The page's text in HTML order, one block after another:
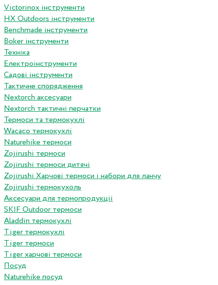
Victorinox інструменти
HX Outdoors інструменти
Benchmade інструменти
Boker інструменти
Техніка
Електроінструменти
Садові інструменти
Тактичне спорядження
Nextorch аксесуари
Nextorch тактичні перчатки
Термоси та термокухлі
Wacaco термокухлі
Naturehike термоси
Zojirushi термоси
Zojirushi термоси дитячі
Zojirushi Харчові термоси і набори для ланчу
Zojirushi термокухоль
Аксесуари для термопродукціі
SKIF Outdoor термоси
Aladdin термокухлі
Tiger термокухлі
Tiger термоси
Tiger харчові термоси
Посуд
Naturehike посуд